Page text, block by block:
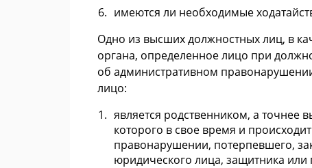
имеются ли необходимые
Одно из высших должностных лиц, в
органа, определенное лицо при
об административном
лицо:
является родственником, а точнее
которого в свое время и
правонарушении, потерпевшего,
юридического лица, защитника или